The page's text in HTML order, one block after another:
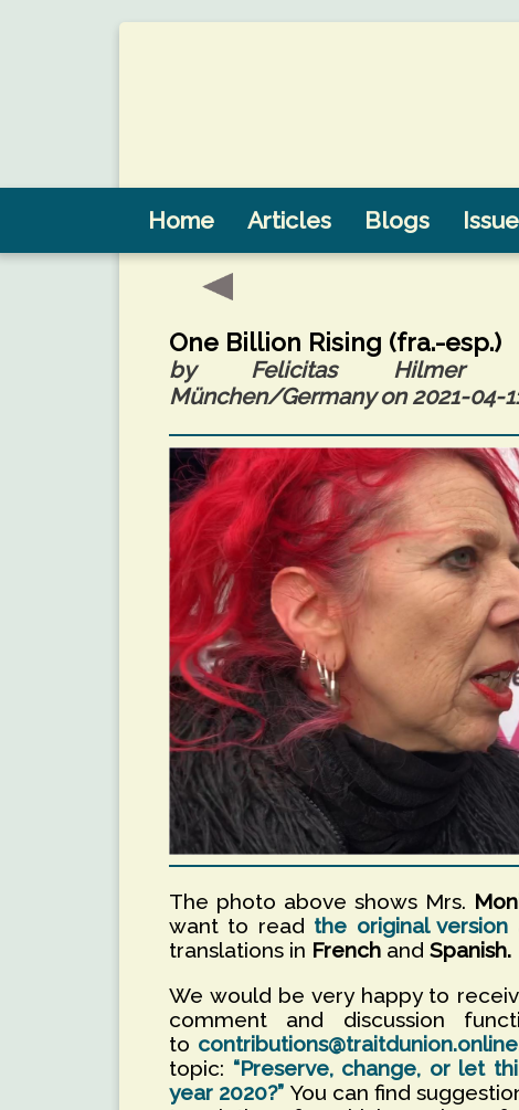
Home Articles Blogs
One Billion Rising (fra.-esp.)
by Felicitas Hilmer
München/Germany on 2021-04-
The photo above shows Mrs.
want to read the original version
translations in French and Spanish.
We would be very happy to
comment and discussion
to contributions@traitdunion.online
topic: “Preserve, change, or let
year 2020?” You can find